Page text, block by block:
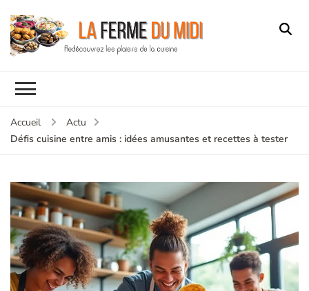
Accueil
Actu
Défis cuisine entre amis : idées amusantes et recettes à tester